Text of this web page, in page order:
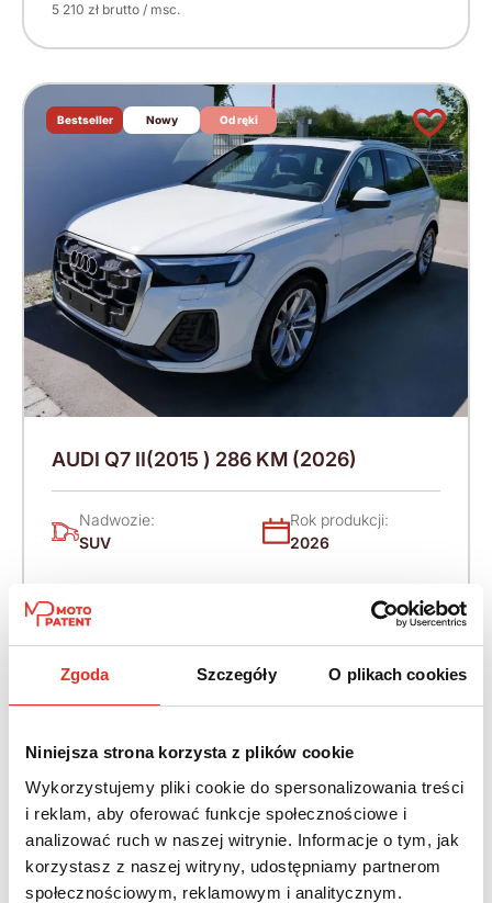
Zgoda Szczegóły O plikach cookies
Niniejsza strona korzysta z plików cookie
Wykorzystujemy pliki cookie do spersonalizowania treści
i reklam, aby oferować funkcje społecznościowe i
analizować ruch w naszej witrynie. Informacje o tym, jak
korzystasz z naszej witryny, udostępniamy partnerom
społecznościowym, reklamowym i analitycznym.
5 210 zł brutto / msc.
Bestseller Nowy Od ręki
AUDI Q7 II(2015 ) 286 KM (2026)
Nadwozie:
SUV
Rok produkcji:
2026
4x4 stały
Automatyczna
Paliwo:
Diesel
Moc (KM):
Leasing netto od:
4 250 zł
5 228 zł brutto / msc.
Cena brutto:
334 761 zł